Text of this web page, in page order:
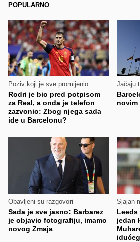
POPULARNO
Poziv koji je sve promijenio
Rodri je bio pred potpisom
za Real, a onda je telefon
zazvonio: Zbog njega sada
ide u Barcelonu?
Jačaju
novim
Obavljeni su razgovori
Sada je sve jasno: Barbarez
je objavio fotografiju, imamo
novog Zmaja
Sjajan
jedan